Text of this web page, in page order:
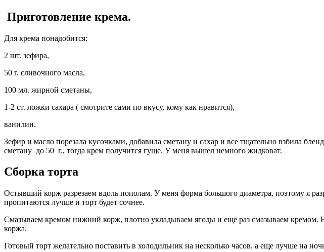
Приготовление крема.
Для крема понадобится:
2 шт. зефира,
50 г. сливочного масла,
100 мл. жирной сметаны,
1-2 ст. ложки сахара ( смотрите сами по вкусу, кому как нравится),
ванилин.
Зефир и масло порезала кусочками, добавила сметану и сахар и все тщательно взбила
сметану до 50 г., тогда крем получится гуще. У меня вышел немного жидковат.
Сборка торта
Остывший корж разрезаем вдоль пополам. У меня форма большого диаметра, поэтому я
пропитаются лучше и торт будет сочнее.
Смазываем кремом нижний корж, плотно укладываем ягоды и еще раз смазываем кремом.
коржа.
Готовый торт желательно поставить в холодильник на несколько часов, а еще лучше на